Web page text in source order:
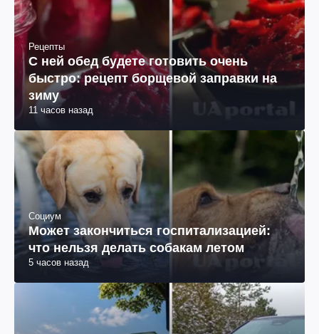
Рецепты
С ней обед будете готовить очень
быстро: рецепт борщевой заправки на
зиму
Социум
Может закончиться госпитализацией:
что нельзя делать собакам летом